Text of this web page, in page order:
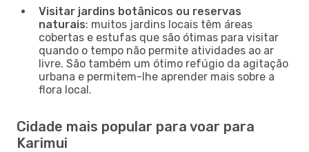
Visitar jardins botânicos ou reservas
naturais: muitos jardins locais têm áreas
cobertas e estufas que são ótimas para visitar
quando o tempo não permite atividades ao ar
livre. São também um ótimo refúgio da agitação
urbana e permitem-lhe aprender mais sobre a
flora local.
Cidade mais popular para voar para
Karimui